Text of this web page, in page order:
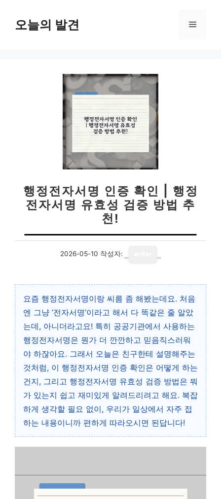
오늘의 발견 메
행정전자서명 인증 확인 | 행정
전자서명 유효성 검증 방법 추
천!
2026-05-10 작성자:
요즘 행정전자서명이랑 씨름 좀 해봤는데요. 처음
엔 그냥 ‘전자서명’이라고 해서 다 똑같은 줄 알았
는데, 아니더라고요! 특히 공공기관에서 사용하는
행정전자서명은 뭔가 더 깐깐하고 믿음직스러워
야 하잖아요. 그래서 오늘은 친구한테 설명해주는
것처럼, 이 행정전자서명 인증 확인은 어떻게 하는
건지, 그리고 행정전자서명 유효성 검증 방법은 뭐
가 있는지 쉽고 재미있게 알려드리려고 해요. 복잡
하게 생각할 필요 없이, 우리가 일상에서 자주 접
하는 내용이니까 편하게 따라오시면 된답니다!